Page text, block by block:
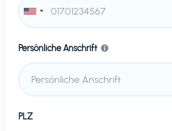
Persönliche Anschrift
PLZ